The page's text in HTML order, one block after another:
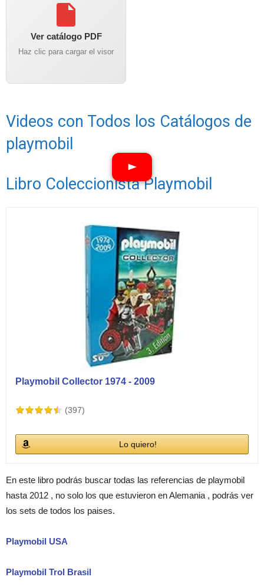
Ver catálogo PDF
Haz clic para cargar el visor
Videos con Todos los Catálogos de
playmobil
Libro Coleccionista Playmobil
Playmobil Collector 1974 - 2009
(397)
Lo quiero!
En este libro podrás buscar todas las referencias de playmobil
hasta 2012 , no solo los que estuvieron en Alemania , podrás ver
los sets de todos los paises.
Playmobil USA
Playmobil Trol Brasil